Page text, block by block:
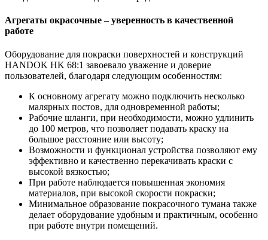
Агрегаты окрасочные – уверенность в качественной
работе
Оборудование для покраски поверхностей и конструкций
HANDOK HK 68:1 завоевало уважение и доверие
пользователей, благодаря следующим особенностям:
К основному агрегату можно подключить несколько
малярных постов, для одновременной работы;
Рабочие шланги, при необходимости, можно удлинить
до 100 метров, что позволяет подавать краску на
большое расстояние или высоту;
Возможности и функционал устройства позволяют ему
эффективно и качественно перекачивать краски с
высокой вязкостью;
При работе наблюдается повышенная экономия
материалов, при высокой скорости покраски;
Минимальное образование покрасочного тумана также
делает оборудование удобным и практичным, особенно
при работе внутри помещений.